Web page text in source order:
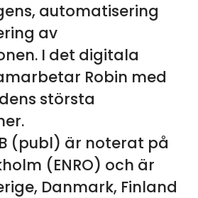
automatisering
av
I det digitala
Robin med
största
(publ) är noterat på
(ENRO) och är
Danmark, Finland